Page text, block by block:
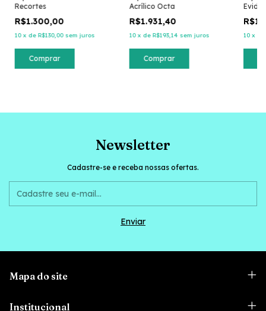
Recortes
R$1.300,00
10 x de R$130,00 sem juros
Comprar
Acrílico Octa
R$1.931,40
10 x de R$193,14 sem juros
Comprar
10 x
Newsletter
Cadastre-se e receba nossas ofertas.
Mapa do site
Institucional